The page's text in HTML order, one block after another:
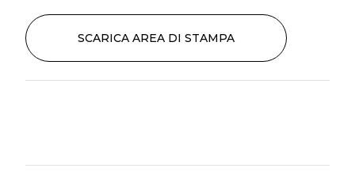
SCARICA AREA DI STAMPA